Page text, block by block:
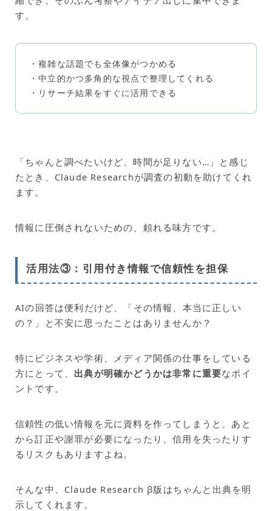
す。
・複雑な話題でも全体像がつかめる
・中立的かつ多角的な視点で整理してくれる
・リサーチ結果をすぐに活用できる
「ちゃんと調べたいけど、時間が足りない…」と感じ
たとき、Claude Researchが調査の初動を助けてくれ
ます。
情報に圧倒されないための、頼れる味方です。
活用法③：引用付き情報で信頼性を担保
AIの回答は便利だけど、「その情報、本当に正しい
の？」と不安に思ったことはありませんか？
特にビジネスや学術、メディア関係の仕事をしている
方にとって、 出典が明確かどうかは非常に重要なポイ
ントです。
信頼性の低い情報を元に資料を作ってしまうと、あと
から訂正や謝罪が必要になったり、信用を失ったりす
るリスクもありますよね。
そんな中、Claude Research β版はちゃんと出典を明
示してくれます。